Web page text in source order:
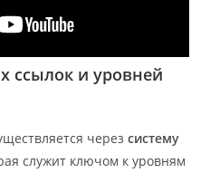
ссылок и уровней
черезсистему
служит ключом к уровням